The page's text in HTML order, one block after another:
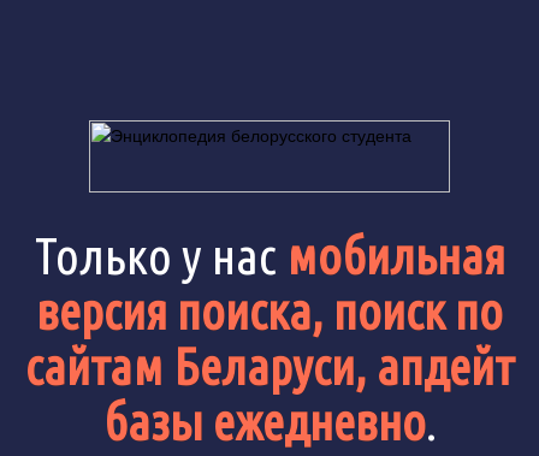
Только у нас мобильная
версия поиска, поиск по
сайтам Беларуси, апдейт
базы ежедневно.